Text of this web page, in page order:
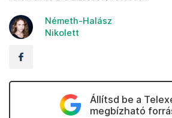
Németh-Halász
Nikolett
Állítsd be a
megbízható